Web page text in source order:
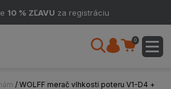
10 % ZĽAVU za registráciu
0
/ WOLFF merač vlhkosti poteru V1-D4 +